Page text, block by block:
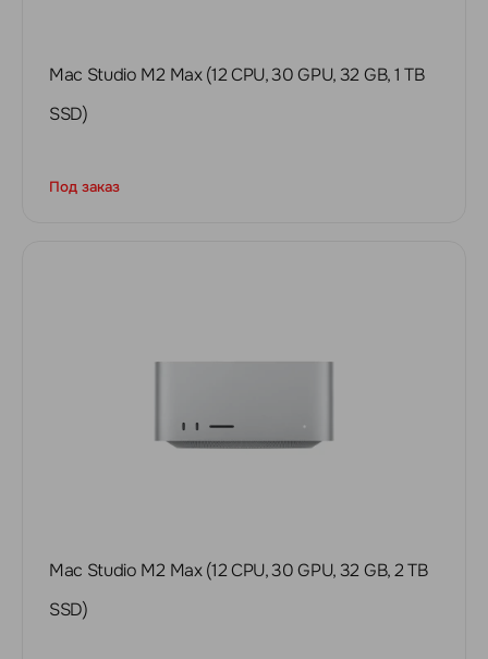
Mac Studio M2 Max (12 CPU, 30 GPU, 32 GB, 1 TB
SSD)
Под заказ
Mac Studio M2 Max (12 CPU, 30 GPU, 32 GB, 2 TB
SSD)